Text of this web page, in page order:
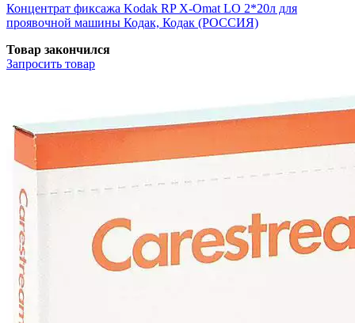
Концентрат фиксажа Kodak RP X-Omat LO 2*20л для
проявочной машины Кодак, Кодак (РОССИЯ)
Товар закончился
Запросить товар